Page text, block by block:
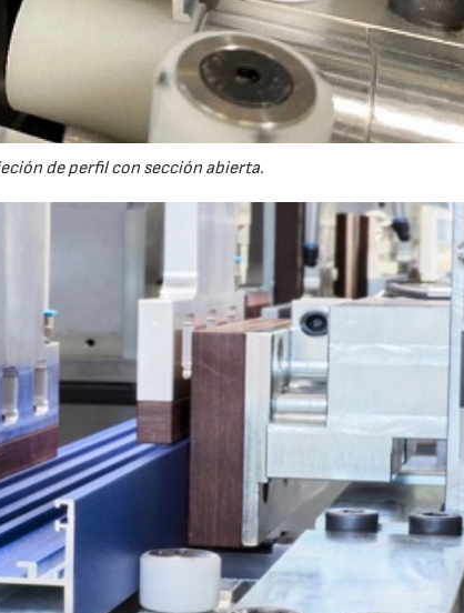
de perfil con sección abierta.